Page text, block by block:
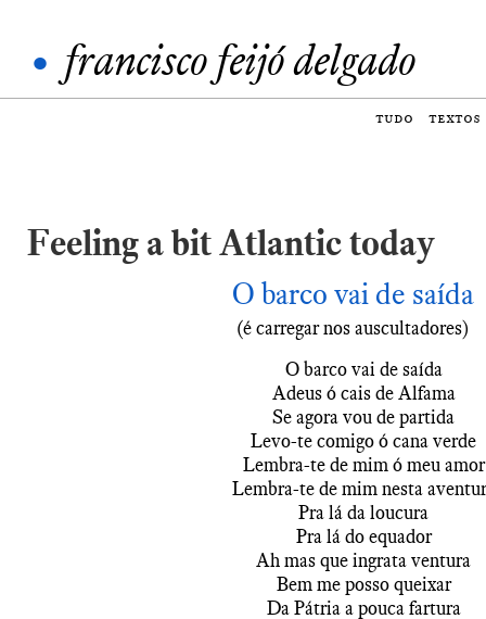
• francisco feijó delgado
tudo textos
Feeling a bit Atlantic today
O barco vai de saída
(é carregar nos auscultadores)
O barco vai de saída
Adeus ó cais de Alfama
Se agora vou de partida
Levo-te comigo ó cana verde
Lembra-te de mim ó meu amor
Lembra-te de mim nesta
Pra lá da loucura
Pra lá do equador
Ah mas que ingrata ventura
Bem me posso queixar
Da Pátria a pouca fartura